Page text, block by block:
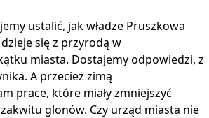
ustalić, jak władze Pruszkowa
się z przyrodą w
miasta. Dostajemy odpowiedzi, z
A przecież zimą
prace, które miały zmniejszyć
glonów. Czy urząd miasta nie